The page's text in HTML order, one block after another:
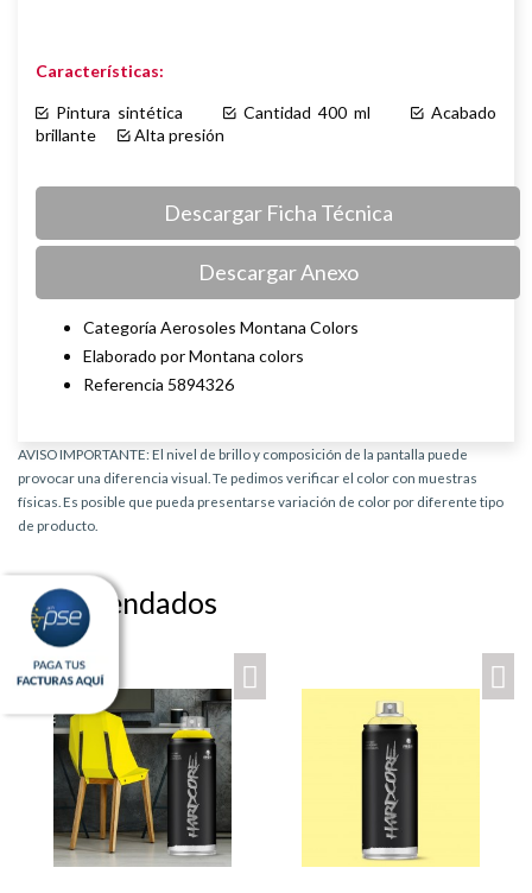
Características:
Pintura sintética Cantidad 400 ml
Acabado
brillante
Alta presión
Descargar Ficha Técnica
Descargar Anexo
Categoría Aerosoles Montana Colors
Elaborado por Montana colors
Referencia 5894326
AVISO IMPORTANTE: El nivel de brillo y composición de la pantalla puede
provocar una diferencia visual. Te pedimos verificar el color con muestras
físicas. Es posible que pueda presentarse variación de color por diferente tipo
de producto.
Recomendados